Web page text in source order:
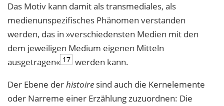
Das Motiv kann damit als transmediales, als
medienunspezifisches Phänomen verstanden
werden, das in »verschiedensten Medien mit den
dem jeweiligen Medium eigenen Mitteln
ausgetragen« 17 werden kann.
Der Ebene derhistoire sind auch die Kernelemente
oder Narreme einer Erzählung zuzuordnen: Die